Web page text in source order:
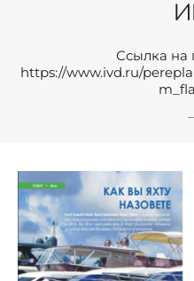
Ссылка на
https://www.ivd.ru/